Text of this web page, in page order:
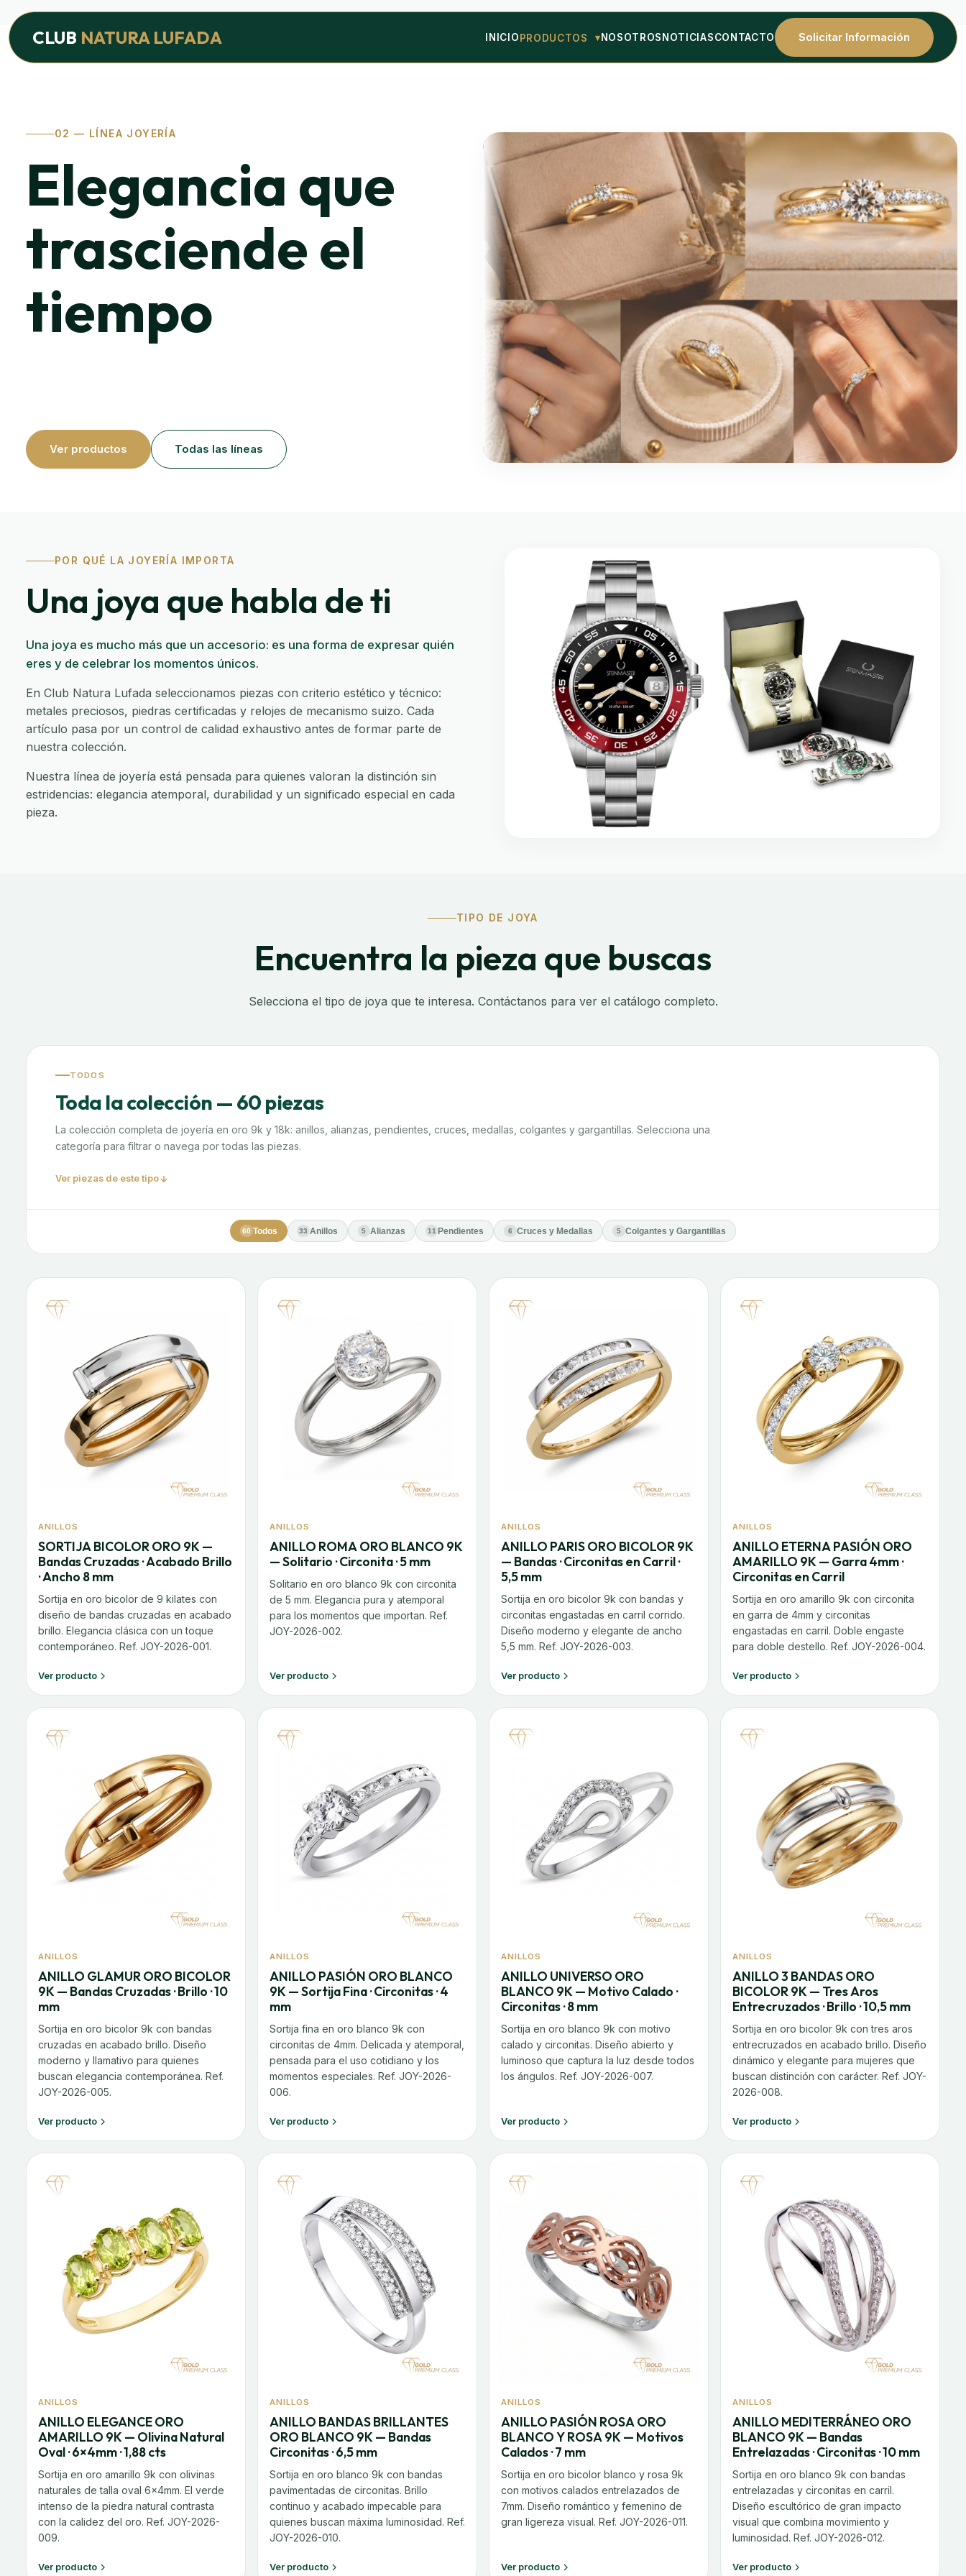
CLUB NATURA LUFADA INICIOPRODUCTOS NOSOTROSNOTICIASCONTACTO Solicitar Información
Inicio
02 — LÍNEA JOYERÍA
Elegancia que
trasciende el
tiempo
Ver productos Todas las líneas
POR QUÉ LA JOYERÍA IMPORTA
Una joya que habla de ti
Una joya es mucho más que un accesorio: es una forma de expresar quién
eres y de celebrar los momentos únicos.
En Club Natura Lufada seleccionamos piezas con criterio estético y técnico:
metales preciosos, piedras certificadas y relojes de mecanismo suizo. Cada
artículo pasa por un control de calidad exhaustivo antes de formar parte de
nuestra colección.
Nuestra línea de joyería está pensada para quienes valoran la distinción sin
estridencias: elegancia atemporal, durabilidad y un significado especial en cada
pieza.
TIPO DE JOYA
Encuentra la pieza que buscas
Selecciona el tipo de joya que te interesa. Contáctanos para ver el catálogo completo.
TODOS
Toda la colección — 60 piezas
La colección completa de joyería en oro 9k y 18k: anillos, alianzas, pendientes, cruces, medallas, colgantes y gargantillas. Selecciona una
categoría para filtrar o navega por todas las piezas.
Ver piezas de este tipo
60 Todos 33 Anillos 5 Alianzas 11 Pendientes 6 Cruces y Medallas 5 Colgantes y Gargantillas
ANILLOS
SORTIJA BICOLOR ORO 9K —
Bandas Cruzadas · Acabado Brillo
· Ancho 8 mm
Sortija en oro bicolor de 9 kilates con
diseño de bandas cruzadas en acabado
brillo. Elegancia clásica con un toque
contemporáneo. Ref. JOY-2026-001.
Ver producto
ANILLOS
ANILLO ROMA ORO BLANCO 9K
— Solitario · Circonita · 5 mm
Solitario en oro blanco 9k con circonita
de 5 mm. Elegancia pura y atemporal
para los momentos que importan. Ref.
JOY-2026-002.
Ver producto
ANILLOS
ANILLO PARIS ORO BICOLOR 9K
— Bandas · Circonitas en Carril ·
5,5 mm
Sortija en oro bicolor 9k con bandas y
circonitas engastadas en carril corrido.
Diseño moderno y elegante de ancho
5,5 mm. Ref. JOY-2026-003.
Ver producto
ANILLOS
ANILLO ETERNA PASIÓN ORO
AMARILLO 9K — Garra 4mm ·
Circonitas en Carril
Sortija en oro amarillo 9k con circonita
en garra de 4mm y circonitas
engastadas en carril. Doble engaste
para doble destello. Ref. JOY-2026-004.
Ver producto
ANILLOS
ANILLO GLAMUR ORO BICOLOR
9K — Bandas Cruzadas · Brillo · 10
mm
Sortija en oro bicolor 9k con bandas
cruzadas en acabado brillo. Diseño
moderno y llamativo para quienes
buscan elegancia contemporánea. Ref.
JOY-2026-005.
Ver producto
ANILLOS
ANILLO PASIÓN ORO BLANCO
9K — Sortija Fina · Circonitas · 4
mm
Sortija fina en oro blanco 9k con
circonitas de 4mm. Delicada y atemporal,
pensada para el uso cotidiano y los
momentos especiales. Ref. JOY-2026-
006.
Ver producto
ANILLOS
ANILLO UNIVERSO ORO
BLANCO 9K — Motivo Calado ·
Circonitas · 8 mm
Sortija en oro blanco 9k con motivo
calado y circonitas. Diseño abierto y
luminoso que captura la luz desde todos
los ángulos. Ref. JOY-2026-007.
Ver producto
ANILLOS
ANILLO 3 BANDAS ORO
BICOLOR 9K — Tres Aros
Entrecruzados · Brillo · 10,5 mm
Sortija en oro bicolor 9k con tres aros
entrecruzados en acabado brillo. Diseño
dinámico y elegante para mujeres que
buscan distinción con carácter. Ref. JOY-
2026-008.
Ver producto
ANILLOS
ANILLO ELEGANCE ORO
AMARILLO 9K — Olivina Natural
Oval · 6×4mm · 1,88 cts
Sortija en oro amarillo 9k con olivinas
naturales de talla oval 6×4mm. El verde
intenso de la piedra natural contrasta
con la calidez del oro. Ref. JOY-2026-
009.
Ver producto
ANILLOS
ANILLO BANDAS BRILLANTES
ORO BLANCO 9K — Bandas
Circonitas · 6,5 mm
Sortija en oro blanco 9k con bandas
pavimentadas de circonitas. Brillo
continuo y acabado impecable para
quienes buscan máxima luminosidad. Ref.
JOY-2026-010.
Ver producto
ANILLOS
ANILLO PASIÓN ROSA ORO
BLANCO Y ROSA 9K — Motivos
Calados · 7 mm
Sortija en oro bicolor blanco y rosa 9k
con motivos calados entrelazados de
7mm. Diseño romántico y femenino de
gran ligereza visual. Ref. JOY-2026-011.
Ver producto
ANILLOS
ANILLO MEDITERRÁNEO ORO
BLANCO 9K — Bandas
Entrelazadas · Circonitas · 10 mm
Sortija en oro blanco 9k con bandas
entrelazadas y circonitas en carril.
Diseño escultórico de gran impacto
visual que combina movimiento y
luminosidad. Ref. JOY-2026-012.
Ver producto